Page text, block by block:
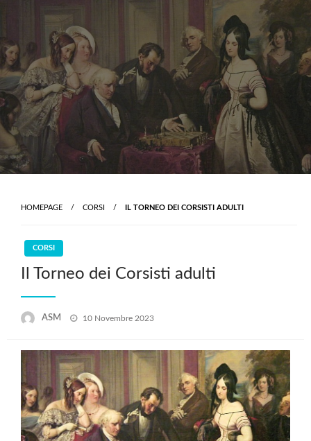
content
HOMEPAGE CORSI IL TORNEO DEI CORSISTI ADULTI
CORSI
Il Torneo dei Corsisti adulti
ASM
Posted
10 Novembre 2023